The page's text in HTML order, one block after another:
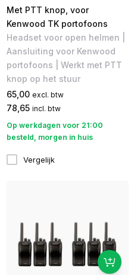
Met PTT knop, voor
Kenwood TK portofoons
Headset voor open helmen |
Aansluiting voor Kenwood
portofoons | Werkt met PTT
knop op het stuur
65,00 excl. btw
78,65 incl. btw
Op werkdagen voor 21:00
besteld, morgen in huis
Vergelijk